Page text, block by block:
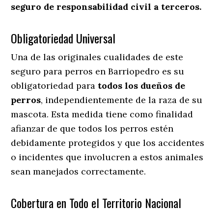
seguro de responsabilidad civil a terceros.
Obligatoriedad Universal
Una de las originales cualidades de este
seguro para perros en Barriopedro es su
obligatoriedad para todos los dueños de
perros, independientemente de la raza de su
mascota. Esta medida tiene como finalidad
afianzar de que todos los perros estén
debidamente protegidos y que los accidentes
o incidentes que involucren a estos animales
sean manejados correctamente.
Cobertura en Todo el Territorio Nacional